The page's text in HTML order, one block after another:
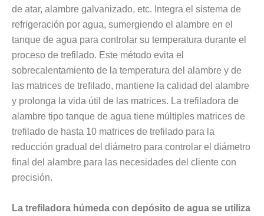
de atar, alambre galvanizado, etc. Integra el sistema de
refrigeración por agua, sumergiendo el alambre en el
tanque de agua para controlar su temperatura durante el
proceso de trefilado. Este método evita el
sobrecalentamiento de la temperatura del alambre y de
las matrices de trefilado, mantiene la calidad del alambre
y prolonga la vida útil de las matrices. La trefiladora de
alambre tipo tanque de agua tiene múltiples matrices de
trefilado de hasta 10 matrices de trefilado para la
reducción gradual del diámetro para controlar el diámetro
final del alambre para las necesidades del cliente con
precisión.
La trefiladora húmeda con depósito de agua se utiliza